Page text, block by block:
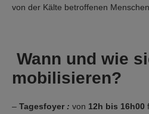
von der Kälte betroffenen
Wann und wie
mobilisieren?
– Tagesfoyer : von 12h bis 16h00